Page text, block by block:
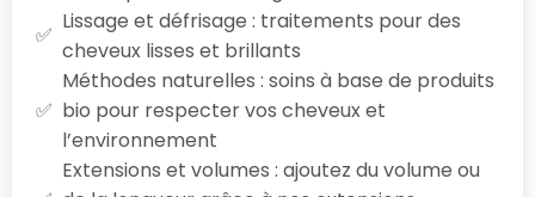
Lissage et défrisage : traitements pour des
cheveux lisses et brillants
Méthodes naturelles : soins à base de produits
bio pour respecter vos cheveux et
l’environnement
Extensions et volumes : ajoutez du volume ou